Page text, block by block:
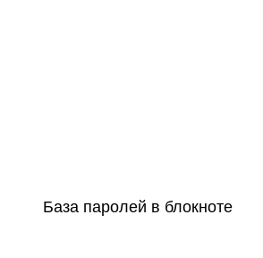
База паролей в блокноте